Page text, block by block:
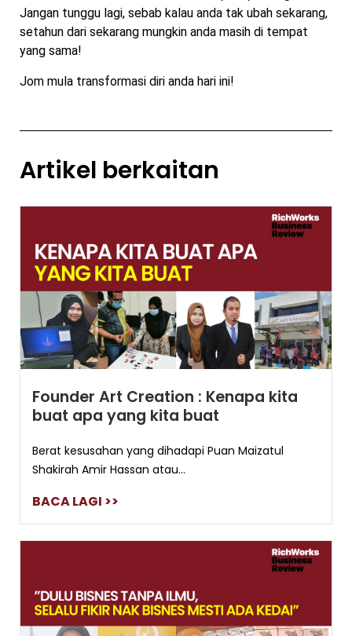
Jangan tunggu lagi, sebab kalau anda tak ubah sekarang,
setahun dari sekarang mungkin anda masih di tempat
yang sama!
Jom mula transformasi diri anda hari ini!
Artikel berkaitan
Founder Art Creation : Kenapa kita
buat apa yang kita buat
Berat kesusahan yang dihadapi Puan Maizatul
Shakirah Amir Hassan atau...
BACA LAGI >>